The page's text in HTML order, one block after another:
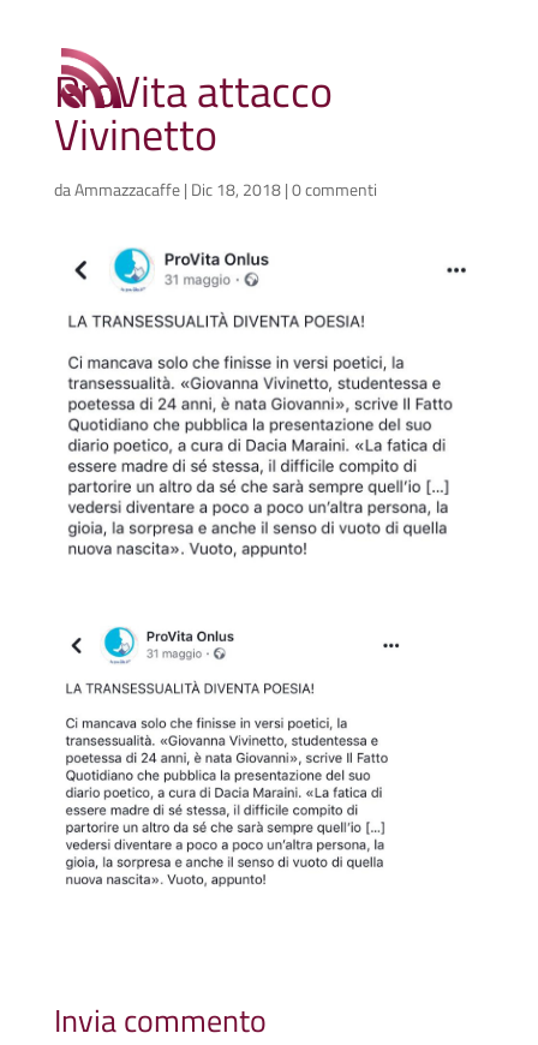
ProVita attacco
Vivinetto
daAmmazzacaffe| Dic 18, 2018|0 commenti
Invia commento